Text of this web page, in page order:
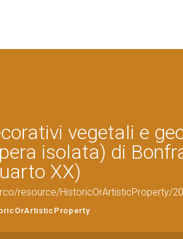
vegetali e
isolata) di
XX)
resource/HistoricOrArtisticProperty/